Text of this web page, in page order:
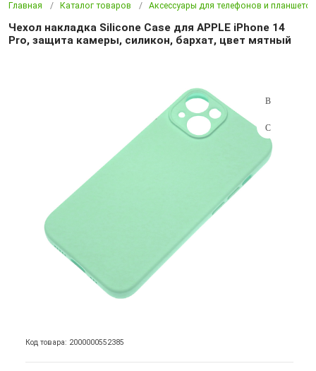
Главная Каталог товаров Аксессуары для телефонов и планшетов
Чехол накладка Silicone Case для APPLE iPhone 14
Pro, защита камеры, силикон, бархат, цвет мятный
Код товара: 2000000552385